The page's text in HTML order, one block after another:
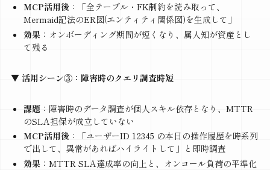
MCP活用後：「全テーブル・FK制約を読み取って、
Mermaid記法のER図(エンティティ関係図)を生成して」
効果：オンボーディング期間が短くなり、属人知が資産とし
て残る
▼ 活用シーン③：障害時のクエリ調査時短
課題：障害時のデータ調査が個人スキル依存となり、MTTR
のSLA担保が成立していない
MCP活用後：「ユーザーID 12345 の本日の操作履歴を時系列
で出して、異常があればハイライトして」と即時調査
効果：MTTR SLA達成率の向上と、オンコール負荷の平準化